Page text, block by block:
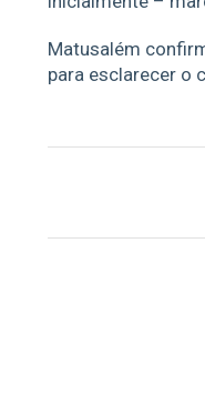
Matusalém
para esclarecer o